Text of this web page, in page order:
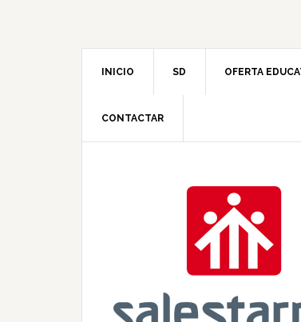
INICIO SD OFERTA
CONTACTAR